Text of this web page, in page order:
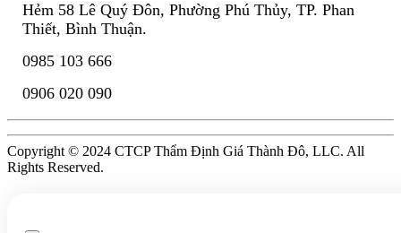
Hẻm 58 Lê Quý Đôn, Phường Phú Thủy, TP. Phan
Thiết, Bình Thuận.
0985 103 666
0906 020 090
Copyright © 2024 CTCP Thẩm Định Giá Thành Đô, LLC. All
Rights Reserved.